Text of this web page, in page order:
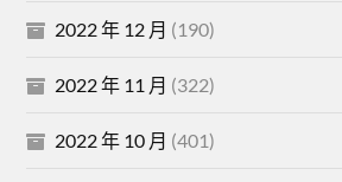
2022 年 12 月 (190)
2022 年 11 月 (322)
2022 年 10 月 (401)